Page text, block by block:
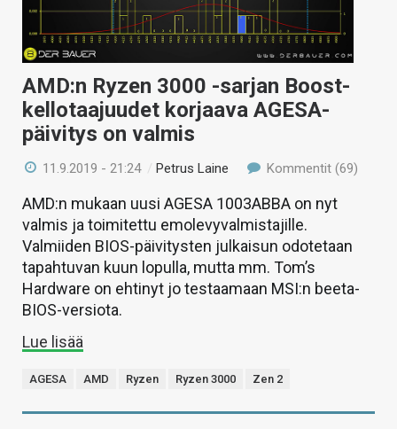
AMD:n Ryzen 3000 -sarjan Boost-
kellotaajuudet korjaava AGESA-
päivitys on valmis
11.9.2019 - 21:24 /Petrus Laine Kommentit (69)
AMD:n mukaan uusi AGESA 1003ABBA on nyt
valmis ja toimitettu emolevyvalmistajille.
Valmiiden BIOS-päivitysten julkaisun odotetaan
tapahtuvan kuun lopulla, mutta mm. Tom’s
Hardware on ehtinyt jo testaamaan MSI:n beeta-
BIOS-versiota.
Lue lisää
AGESA AMD Ryzen Ryzen 3000 Zen 2